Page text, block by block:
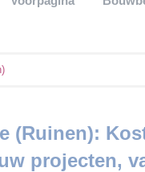
(Ruinen):
projecten,